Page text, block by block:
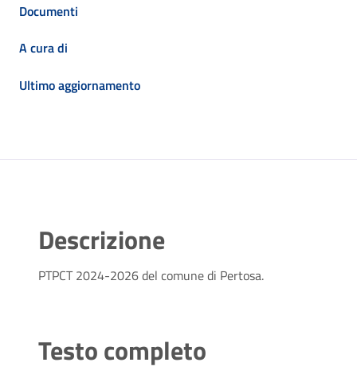
Documenti
A cura di
Ultimo aggiornamento
Descrizione
PTPCT 2024-2026 del comune di Pertosa.
Testo completo